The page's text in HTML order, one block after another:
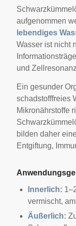
aufgenommen
lebendiges
Wasser ist nicht
und
Ein gesunder
schadstofffreies
Mikronährstoffe
bilden daher
Entgiftung,
Innerlich:
vermischt,
Äußerlich: